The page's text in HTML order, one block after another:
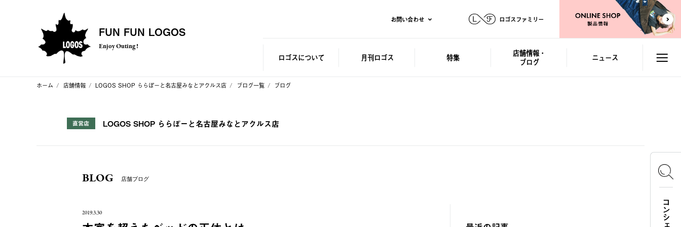
FUN FUN LOGOS
Enjoy Outing !
お問い合わせ ロゴスファミリー
ロゴスについて 月刊ロゴス 特集
店舗情報・
ブログ
ニュース
ホーム 店舗情報 LOGOS SHOP ららぽーと名古屋みなとアクルス店 ブログ一覧 ブログ
直営店 LOGOS SHOP ららぽーと名古屋みなとアクルス店
BLOG 店舗ブログ
2019.3.30